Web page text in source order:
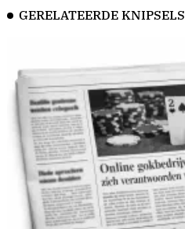
GERELATEERDE KNIPSELS